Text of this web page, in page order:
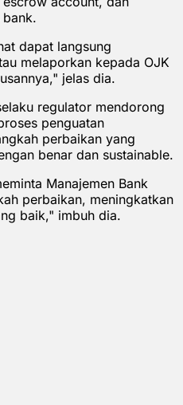
bank.
dapat langsung
melaporkan kepada OJK
jelas dia.
regulator mendorong
penguatan
perbaikan yang
benar dan sustainable.
Manajemen Bank
perbaikan, meningkatkan
baik," imbuh dia.